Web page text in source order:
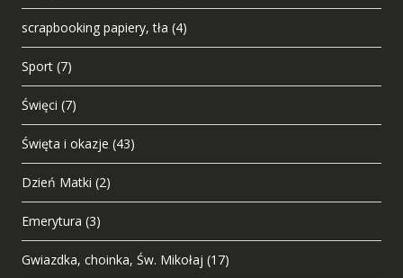
scrapbooking papiery, tła (4)
Sport (7)
Święci (7)
Święta i okazje (43)
Dzień Matki (2)
Emerytura (3)
Gwiazdka, choinka, Św. Mikołaj (17)